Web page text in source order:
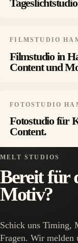
FILMSTUDIO
Filmstudio in
Content und
FOTOSTUDIO
Fotostudio für
Content.
MELT STUDIOS
Bereit für
Motiv?
Schick uns Timing,
Fragen. Wir melden